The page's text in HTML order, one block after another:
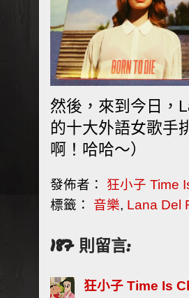
然後，來到今日，
的十大外語女歌手
啊！哈哈～）
發佈者： 狂小子 Time
標籤： 音樂, Lana Del
187 則留言:
狂小子 Time Is